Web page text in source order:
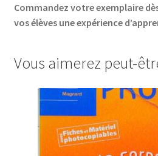
Commandez votre exemplaire
vos élèves une expérience
Vous aimerez peut-